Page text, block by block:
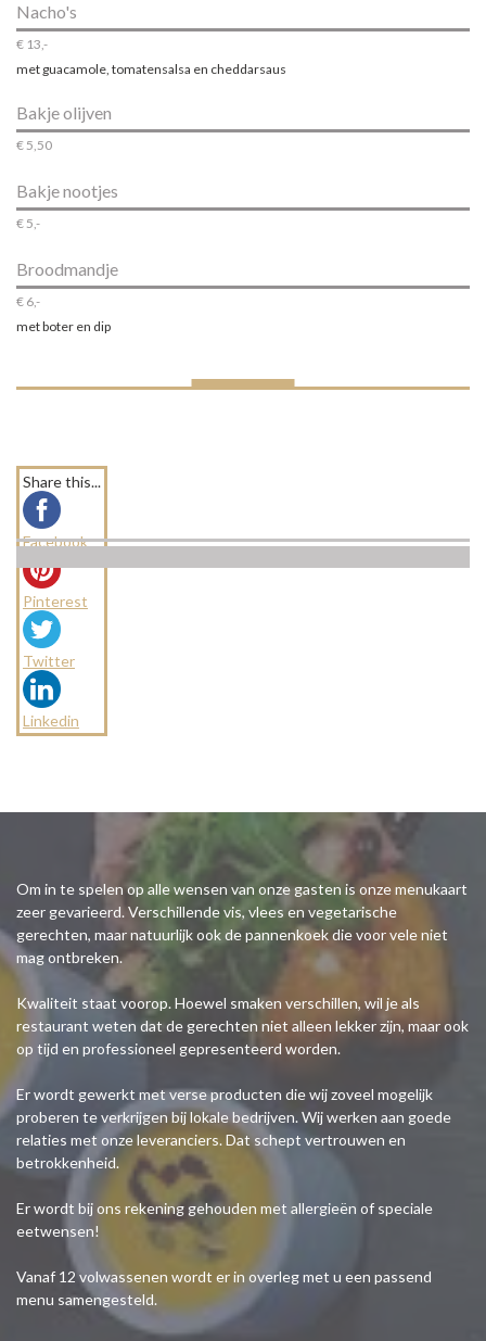
Nacho's
€ 13,-
met guacamole, tomatensalsa en cheddarsaus
Bakje olijven
€ 5,50
Bakje nootjes
€ 5,-
Broodmandje
€ 6,-
met boter en dip
Share this...
Facebook
Pinterest
Twitter
Linkedin
Om in te spelen op alle wensen van onze gasten is onze menukaart
zeer gevarieerd. Verschillende vis, vlees en vegetarische
gerechten, maar natuurlijk ook de pannenkoek die voor vele niet
mag ontbreken.
Kwaliteit staat voorop. Hoewel smaken verschillen, wil je als
restaurant weten dat de gerechten niet alleen lekker zijn, maar ook
op tijd en professioneel gepresenteerd worden.
Er wordt gewerkt met verse producten die wij zoveel mogelijk
proberen te verkrijgen bij lokale bedrijven. Wij werken aan goede
relaties met onze leveranciers. Dat schept vertrouwen en
betrokkenheid.
Er wordt bij ons rekening gehouden met allergieën of speciale
eetwensen!
Vanaf 12 volwassenen wordt er in overleg met u een passend
menu samengesteld.